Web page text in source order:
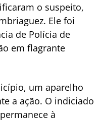
o suspeito,
Ele foi
de Polícia de
em flagrante
um aparelho
a ação. O indiciado
à